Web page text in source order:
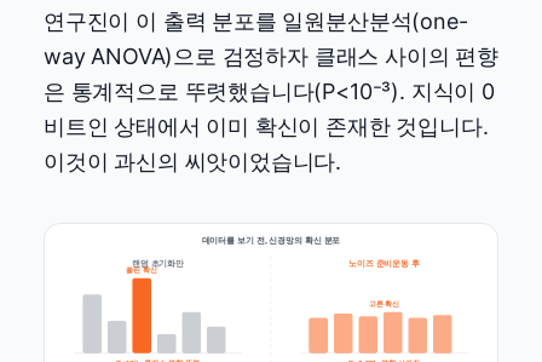
연구진이 이 출력 분포를 일원분산분석(one-
way ANOVA)으로 검정하자 클래스 사이의 편향
은 통계적으로 뚜렷했습니다(P<10⁻³). 지식이 0
비트인 상태에서 이미 확신이 존재한 것입니다.
이것이 과신의 씨앗이었습니다.
데이터를 보기 전, 신경망의 확신 분포
랜덤 초기화만
쏠린 확신
노이즈 준비운동 후
고른 확신